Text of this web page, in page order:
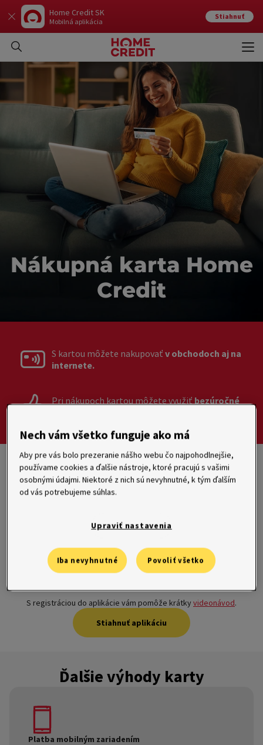
Home Credit SK
Mobilná aplikácia
Stiahnuť
Nákupná karta Home
Credit
S kartou môžete nakupovať v obchodoch aj na
internete.
Pri nákupoch kartou môžete využiťbezúročné
Predtým Clubcard kreditná karta,
Clubcard kreditná karta Premium,
a Clubcard kreditná karta Premium
S registráciou do aplikácie vám pomôže krátky videonávod.
Stiahnuť aplikáciu
Ďalšie výhody karty
Platba mobilným zariadením
Nech vám všetko funguje ako má
Aby pre vás bolo prezeranie nášho webu čo najpohodlnejšie,
používame cookies a ďalšie nástroje, ktoré pracujú s vašimi
osobnými údajmi. Niektoré z nich sú nevyhnutné, k tým ďalším
od vás potrebujeme súhlas.
Upraviť nastavenia
Iba nevyhnutné Povoliť všetko